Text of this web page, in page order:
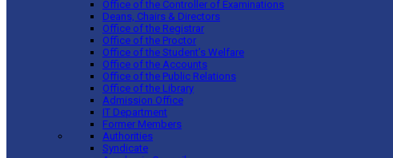
Office of the Controller of Examinations
Deans, Chairs & Directors
Office of the Registrar
Office of the Proctor
Office of the Student’s Welfare
Office of the Accounts
Office of the Public Relations
Office of the Library
Admission Office
IT Department
Former Members
Authorities
Syndicate